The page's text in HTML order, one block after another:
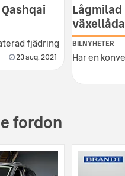
fjädring
23 aug. 2021
växellåda
BILNYHETER
Har en
fordon